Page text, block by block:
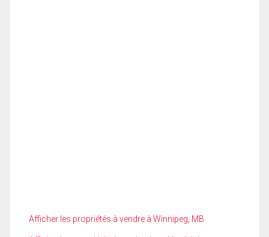
Afficher les propriétés à vendre à Winnipeg, MB